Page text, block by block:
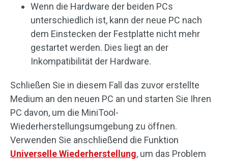
Wenn die Hardware der beiden PCs
unterschiedlich ist, kann der neue PC nach
dem Einstecken der Festplatte nicht mehr
gestartet werden. Dies liegt an der
Inkompatibilität der Hardware.
Schließen Sie in diesem Fall das zuvor erstellte
Medium an den neuen PC an und starten Sie Ihren
PC davon, um die MiniTool-
Wiederherstellungsumgebung zu öffnen.
Verwenden Sie anschließend die Funktion
Universelle Wiederherstellung, um das Problem